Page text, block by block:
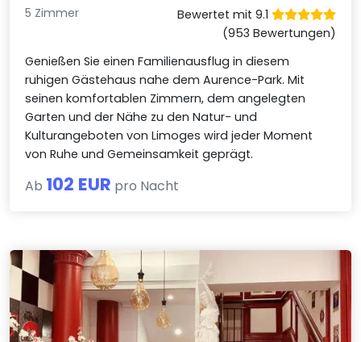
5 Zimmer
Bewertet mit 9.1
(953 Bewertungen)
Genießen Sie einen Familienausflug in diesem
ruhigen Gästehaus nahe dem Aurence-Park. Mit
seinen komfortablen Zimmern, dem angelegten
Garten und der Nähe zu den Natur- und
Kulturangeboten von Limoges wird jeder Moment
von Ruhe und Gemeinsamkeit geprägt.
Ab 102 EUR pro Nacht